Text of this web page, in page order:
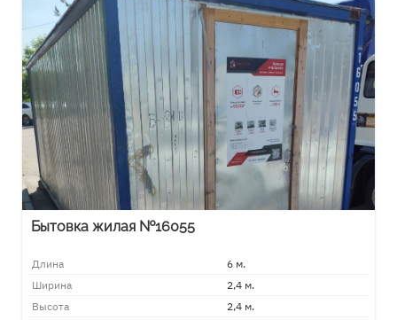
Бытовка жилая №16055
Длина
6 м.
Ширина
2,4 м.
Высота
2,4 м.